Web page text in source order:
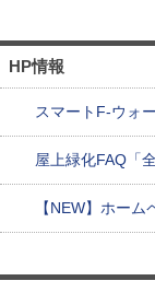
HP情報
スマートF-ウォ
屋上緑化FAQ「
【NEW】ホーム